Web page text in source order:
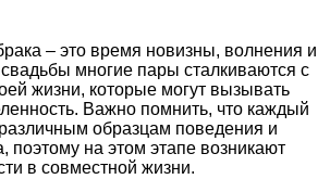
– это время новизны, волнения и
многие пары сталкиваются с
жизни, которые могут вызывать
Важно помнить, что каждый
образцам поведения и
поэтому на этом этапе возникают
в совместной жизни.